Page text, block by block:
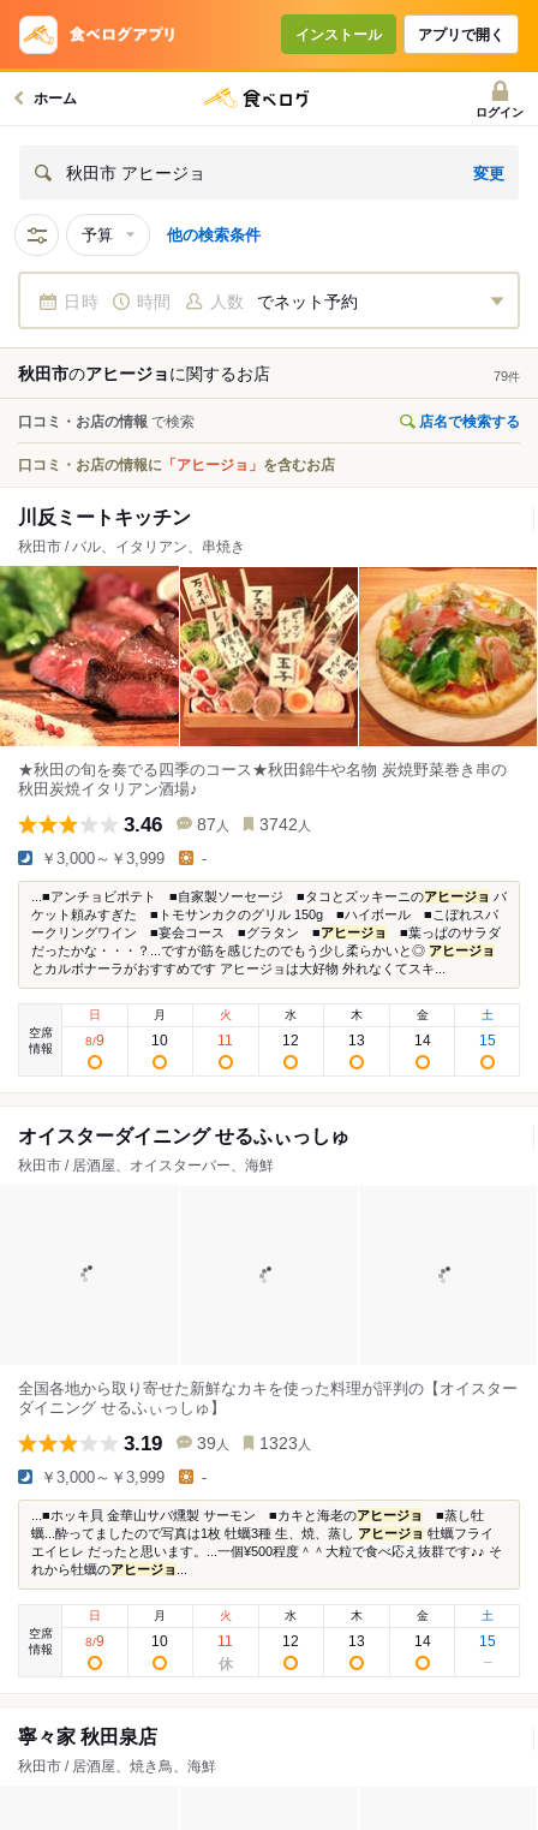
インストール アプリで開く
ホーム
ログイン
秋田市 アヒージョ 変更
予算 他の検索条件
日時 時間 人数 でネット予約
秋田市のアヒージョに関するお店 79件
口コミ・お店の情報 で検索 店名で検索する
口コミ・お店の情報に 「アヒージョ」 を含むお店
川反ミートキッチン
秋田市 / バル、イタリアン、串焼き
★秋田の旬を奏でる四季のコース★秋田錦牛や名物 炭焼野菜巻き串の
秋田炭焼イタリアン酒場♪
3.46 87 人 3742 人
￥3,000～￥3,999 -
...■アンチョビポテト ■自家製ソーセージ ■タコとズッキーニのアヒージョ バ
ケット頼みすぎた ■トモサンカクのグリル 150g ■ハイボール ■こぼれスパ
ークリングワイン ■宴会コース ■グラタン ■アヒージョ
■葉っぱのサラダ
だったかな・・・？...ですが筋を感じたのでもう少し柔らかいと◎ アヒージョ
とカルボナーラがおすすめです アヒージョは大好物 外れなくてスキ...
空席
情報
日
8/9
月
10
火
11
水
12
木
13
金
14
土
15
オイスターダイニング せるふぃっしゅ
秋田市 / 居酒屋、オイスターバー、海鮮
全国各地から取り寄せた新鮮なカキを使った料理が評判の【オイスター
ダイニング せるふぃっしゅ】
3.19 39 人 1323 人
￥3,000～￥3,999 -
...■ホッキ貝 金華山サバ燻製 サーモン ■カキと海老のアヒージョ
■蒸し牡
蠣...酔ってましたので写真は1枚 牡蠣3種 生、焼、蒸し アヒージョ 牡蠣フライ
エイヒレ だったと思います。...一個¥500程度＾＾大粒で食べ応え抜群です♪♪ そ
れから牡蠣のアヒージョ
空席
情報
日
8/9
月
10
火
11
水
12
木
13
金
14
土
15
寧々家 秋田泉店
秋田市 / 居酒屋、焼き鳥、海鮮